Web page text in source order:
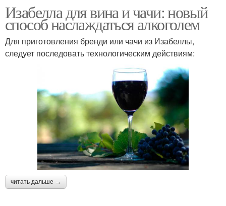
Изабелла для вина и чачи: новый
способ наслаждаться алкоголем
Для приготовления бренди или чачи из Изабеллы,
следует последовать технологическим действиям:
читать дальше →